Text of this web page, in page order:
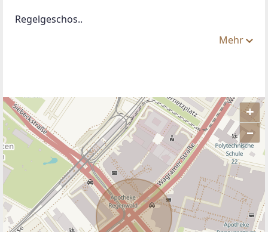
Regelgeschos..
Mehr
+
–
ANBIETER KONTAKTIEREN